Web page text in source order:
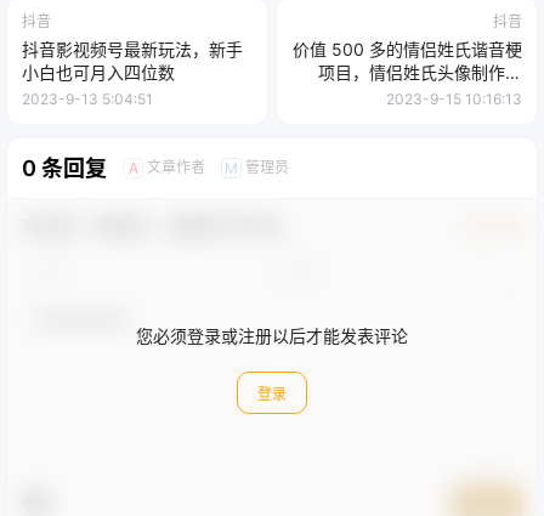
抖音
抖音影视频号最新玩法，新手
小白也可月入四位数
2023-9-13 5:04:51
抖音
价值 500 多的情侣姓氏谐音梗
项目，情侣姓氏头像制作教
程，多种变现渠道（附软件+
2023-9-15 10:16:13
0 条回复 A 文章作者 M 管理员
您必须登录或注册以后才能发表评论
登录